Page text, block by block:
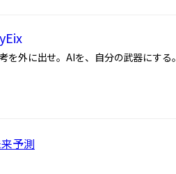
を外に出せ。AIを、自分の武器にする。
予測